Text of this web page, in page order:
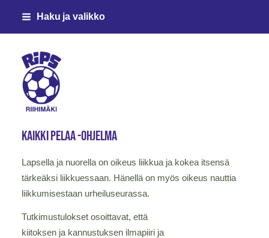
Siirry
Haku ja valikko
Riihimäen Palloseura ry
Kaikki pelaa -ohjelma
Lapsella ja nuorella on oikeus liikkua ja kokea itsensä
tärkeäksi liikkuessaan. Hänellä on myös oikeus nauttia
liikkumisestaan urheiluseurassa.
Tutkimustulokset osoittavat, että
kiitoksen ja kannustuksen ilmapiiri ja